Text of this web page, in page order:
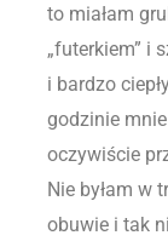
to miałam
„futerkiem” i
i bardzo
godzinie mnie
oczywiście
Nie byłam w
obuwie i tak